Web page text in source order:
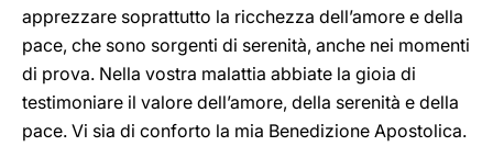
apprezzare soprattutto la ricchezza dell’amore e della
pace, che sono sorgenti di serenità, anche nei momenti
di prova. Nella vostra malattia abbiate la gioia di
testimoniare il valore dell’amore, della serenità e della
pace. Vi sia di conforto la mia Benedizione Apostolica.